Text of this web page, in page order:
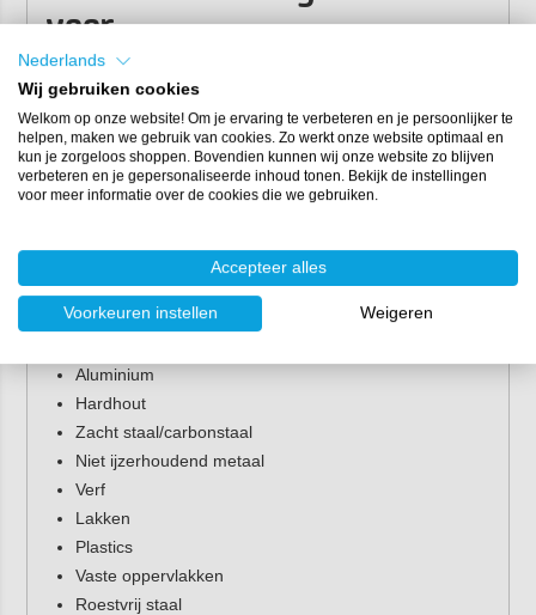
voor
Auto's.
Constructie & decoratie.
Houtverwerking.
Metaal verwerken.
Composiet verwerken.
Geschikte materialen voor
Mirka Abralon
Aluminium
Hardhout
Zacht staal/carbonstaal
Niet ijzerhoudend metaal
Verf
Lakken
Plastics
Vaste oppervlakken
Roestvrij staal
Nederlands
Wij gebruiken cookies
Welkom op onze website! Om je ervaring te verbeteren en je persoonlijker te
helpen, maken we gebruik van cookies. Zo werkt onze website optimaal en
kun je zorgeloos shoppen. Bovendien kunnen wij onze website zo blijven
verbeteren en je gepersonaliseerde inhoud tonen. Bekijk de instellingen
voor meer informatie over de cookies die we gebruiken.
Accepteer alles
Voorkeuren instellen Weigeren